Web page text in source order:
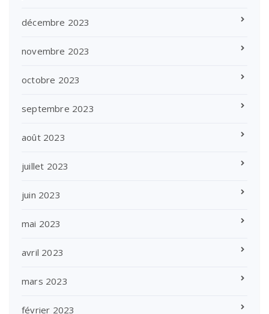
décembre 2023
novembre 2023
octobre 2023
septembre 2023
août 2023
juillet 2023
juin 2023
mai 2023
avril 2023
mars 2023
février 2023